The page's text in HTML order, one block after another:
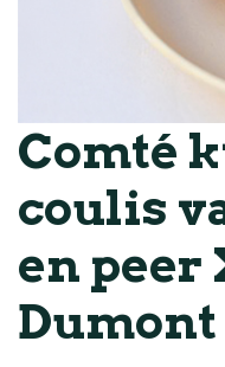
Comté
coulis
en peer
Dumont